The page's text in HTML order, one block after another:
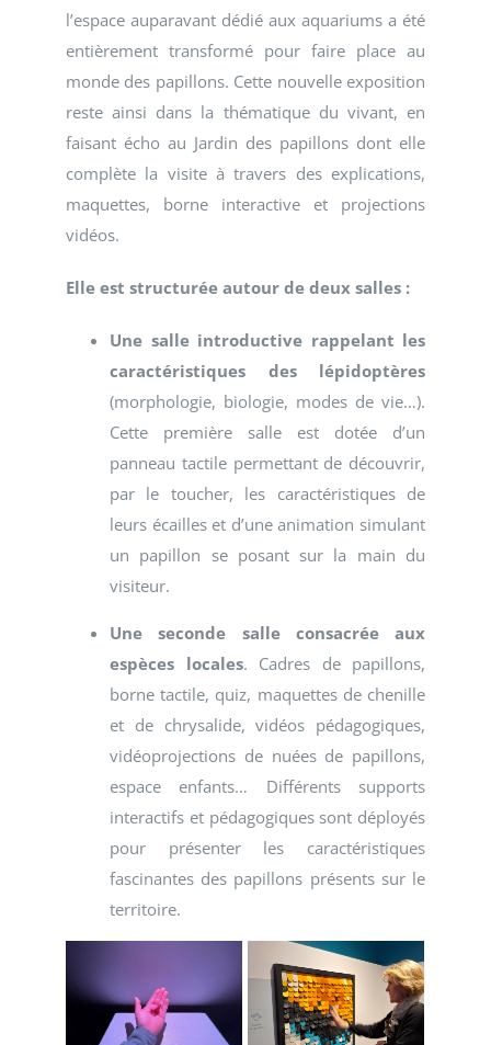
l’espace auparavant dédié aux aquariums a été
entièrement transformé pour faire place au
monde des papillons. Cette nouvelle exposition
reste ainsi dans la thématique du vivant, en
faisant écho au Jardin des papillons dont elle
complète la visite à travers des explications,
maquettes, borne interactive et projections
vidéos.
Elle est structurée autour de deux salles :
Une salle introductive rappelant les
caractéristiques des lépidoptères
(morphologie, biologie, modes de vie…).
Cette première salle est dotée d’un
panneau tactile permettant de découvrir,
par le toucher, les caractéristiques de
leurs écailles et d’une animation simulant
un papillon se posant sur la main du
visiteur.
Une seconde salle consacrée aux
espèces locales. Cadres de papillons,
borne tactile, quiz, maquettes de chenille
et de chrysalide, vidéos pédagogiques,
vidéoprojections de nuées de papillons,
espace enfants… Différents supports
interactifs et pédagogiques sont déployés
pour présenter les caractéristiques
fascinantes des papillons présents sur le
territoire.